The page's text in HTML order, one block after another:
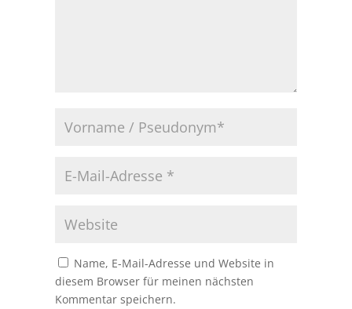
Name, E-Mail-Adresse und Website in
diesem Browser für meinen nächsten
Kommentar speichern.